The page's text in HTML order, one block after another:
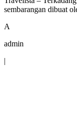
sembarangan dibuat
A
admin
|